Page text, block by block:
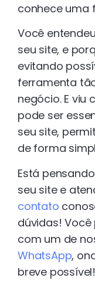
conhece uma
Você
seu site, e
evitando
ferramenta
negócio. E
pode ser
seu site,
de forma
Está
seu site e
contato
dúvidas!
com um de
WhatsApp,
breve possível!